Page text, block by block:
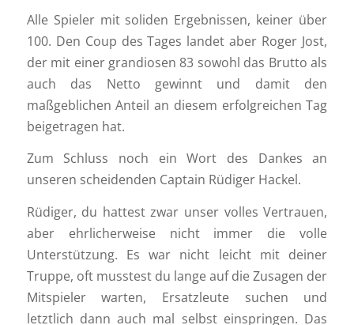
Alle Spieler mit soliden Ergebnissen, keiner über
100. Den Coup des Tages landet aber Roger Jost,
der mit einer grandiosen 83 sowohl das Brutto als
auch das Netto gewinnt und damit den
maßgeblichen Anteil an diesem erfolgreichen Tag
beigetragen hat.
Zum Schluss noch ein Wort des Dankes an
unseren scheidenden Captain Rüdiger Hackel.
Rüdiger, du hattest zwar unser volles Vertrauen,
aber ehrlicherweise nicht immer die volle
Unterstützung. Es war nicht leicht mit deiner
Truppe, oft musstest du lange auf die Zusagen der
Mitspieler warten, Ersatzleute suchen und
letztlich dann auch mal selbst einspringen. Das